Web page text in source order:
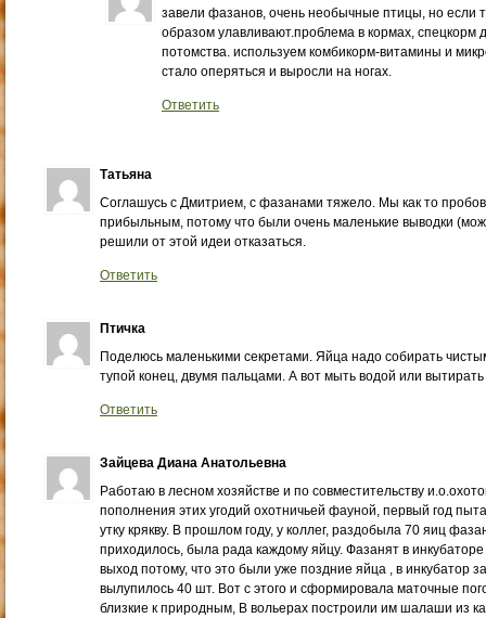
завели фазанов, очень необычные птицы, но если
образом улавливают.проблема в кормах, спецкорм
потомства. используем комбикорм-витамины и
стало оперяться и выросли на ногах.
Ответить
Татьяна
Соглашусь с Дмитрием, с фазанами тяжело. Мы как то
прибыльным, потому что были очень маленькие выводки
решили от этой идеи отказаться.
Ответить
Птичка
Поделюсь маленькими секретами. Яйца надо собирать
тупой конец, двумя пальцами. А вот мыть водой или
Ответить
Зайцева Диана Анатольевна
Работаю в лесном хозяйстве и по совместительству
пополнения этих угодий охотничьей фауной, первый год
утку крякву. В прошлом году, у коллег, раздобыла 70 яиц
приходилось, была рада каждому яйцу. Фазанят в
выход потому, что это были уже поздние яйца , в инкубатор
вылупилось 40 шт. Вот с этого и сформировала маточные
близкие к природным, В вольерах построили им шалаши из